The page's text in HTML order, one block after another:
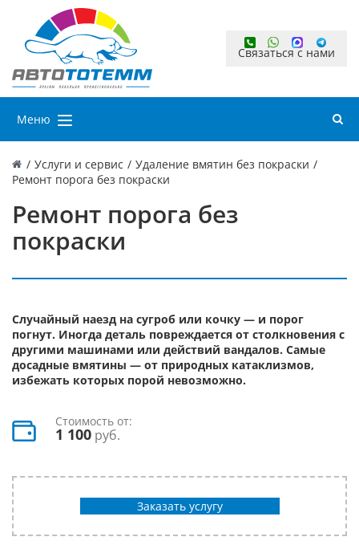
Связаться с нами
Меню
/ Услуги и сервис / Удаление вмятин без покраски /
Ремонт порога без покраски
Ремонт порога без
покраски
Случайный наезд на сугроб или кочку — и порог
погнут. Иногда деталь повреждается от столкновения с
другими машинами или действий вандалов. Самые
досадные вмятины — от природных катаклизмов,
избежать которых порой невозможно.
Стоимость от:
1 100 руб.
Заказать услугу